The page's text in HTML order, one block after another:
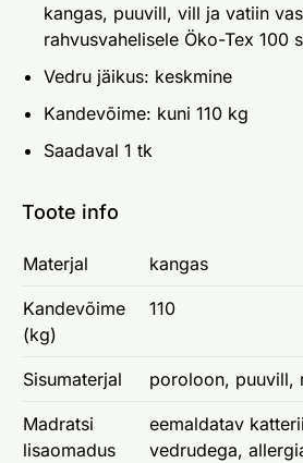
kangas, puuvill, vill ja vatiin
rahvusvahelisele Öko-Tex 100
Vedru jäikus: keskmine
Kandevõime: kuni 110 kg
Saadaval 1 tk
Toote info
Materjal kangas
Kandevõime
(kg)
110
Sisumaterjal poroloon, puuvill,
Madratsi
lisaomadus
eemaldatav
vedrudega,